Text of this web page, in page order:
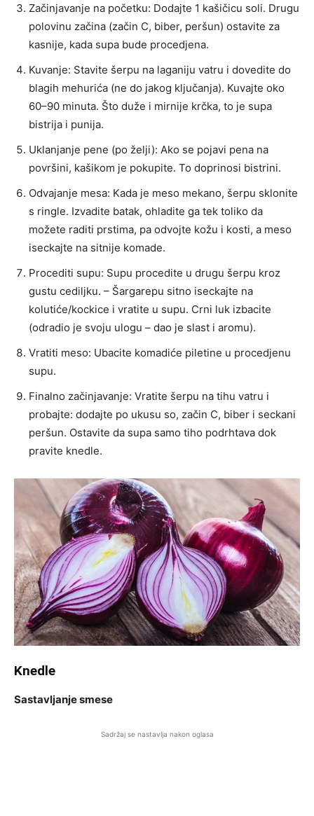
Začinjavanje na početku: Dodajte 1 kašičicu soli. Drugu
polovinu začina (začin C, biber, peršun) ostavite za
kasnije, kada supa bude procedjena.
Kuvanje: Stavite šerpu na laganiju vatru i dovedite do
blagih mehurića (ne do jakog ključanja). Kuvajte oko
60–90 minuta. Što duže i mirnije krčka, to je supa
bistrija i punija.
Uklanjanje pene (po želji): Ako se pojavi pena na
površini, kašikom je pokupite. To doprinosi bistrini.
Odvajanje mesa: Kada je meso mekano, šerpu sklonite
s ringle. Izvadite batak, ohladite ga tek toliko da
možete raditi prstima, pa odvojte kožu i kosti, a meso
iseckajte na sitnije komade.
Procediti supu: Supu procedite u drugu šerpu kroz
gustu cediljku. – Šargarepu sitno iseckajte na
kolutiće/kockice i vratite u supu. Crni luk izbacite
(odradio je svoju ulogu – dao je slast i aromu).
Vratiti meso: Ubacite komadiće piletine u procedjenu
supu.
Finalno začinjavanje: Vratite šerpu na tihu vatru i
probajte: dodajte po ukusu so, začin C, biber i seckani
peršun. Ostavite da supa samo tiho podrhtava dok
pravite knedle.
Knedle
Sastavljanje smese
Sadržaj se nastavlja nakon oglasa